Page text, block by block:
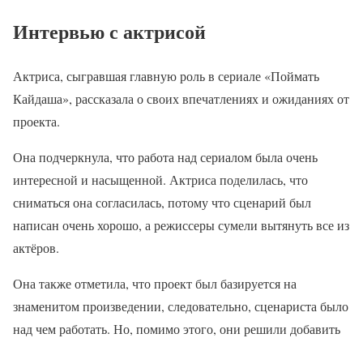
Интервью с актрисой
Актриса, сыгравшая главную роль в сериале «Поймать
Кайдаша», рассказала о своих впечатлениях и ожиданиях от
проекта.
Она подчеркнула, что работа над сериалом была очень
интересной и насыщенной. Актриса поделилась, что
сниматься она согласилась, потому что сценарий был
написан очень хорошо, а режиссеры сумели вытянуть все из
актёров.
Она также отметила, что проект был базируется на
знаменитом произведении, следовательно, сценариста было
над чем работать. Но, помимо этого, они решили добавить